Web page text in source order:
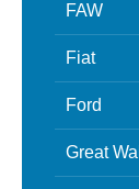
FAW
Fiat
Ford
Great Wall